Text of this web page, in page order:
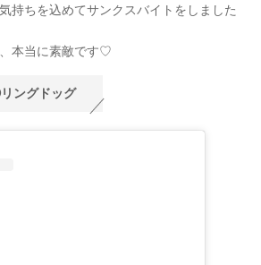
持ちを込めてサンクスバイトをしました
本当に素敵です♡
ングドッグ